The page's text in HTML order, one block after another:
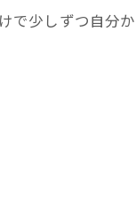
で少しずつ自分